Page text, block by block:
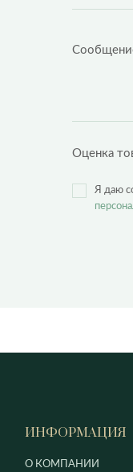
Оценка
Я даю
ИНФОРМАЦИЯ
О КОМПАНИИ